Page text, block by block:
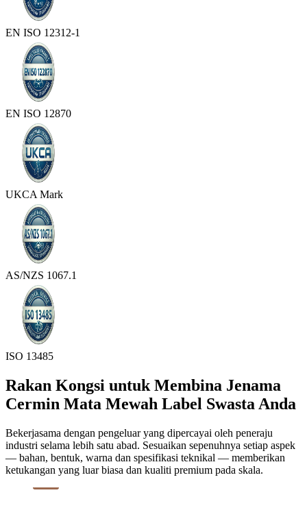
EN ISO 12312-1
EN ISO 12870
UKCA Mark
AS/NZS 1067.1
ISO 13485
Rakan Kongsi untuk Membina Jenama
Cermin Mata Mewah Label Swasta Anda
Bekerjasama dengan pengeluar yang dipercayai oleh peneraju
industri selama lebih satu abad. Sesuaikan sepenuhnya setiap aspek
— bahan, bentuk, warna dan spesifikasi teknikal — memberikan
ketukangan yang luar biasa dan kualiti premium pada skala.